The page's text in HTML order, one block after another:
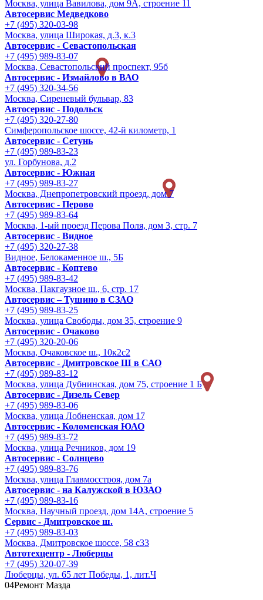
Москва, улица Вавилова, дом 9A, строение 11
Автосервис Медведково
+7 (495) 320-03-98
Москва, улица Широкая, д.3, к.3
Автосервис - Cевастопольская
+7 (495) 989-83-07
Москва, Севастопольский проспект, 95б
Автосервис - Измайлово в ВАО
+7 (495) 320-34-56
Москва, Сиреневый бульвар, 83
Автосервис - Подольск
+7 (495) 320-27-80
Симферопольское шоссе, 42-й километр, 1
Автосервис - Сетунь
+7 (495) 989-83-23
ул. Горбунова, д.2
Автосервис - Южная
+7 (495) 989-83-27
Москва, Днепропетровский проезд, дом 7
Автосервис - Перово
+7 (495) 989-83-64
Москва, 1-ый проезд Перова Поля, дом 3, стр. 7
Автосервис - Видное
+7 (495) 320-27-38
Видное, Белокаменное ш., 5Б
Автосервис - Коптево
+7 (495) 989-83-42
Москва, Пакгаузное ш., 6, стр. 17
Автосервис – Тушино в СЗАО
+7 (495) 989-83-25
Москва, улица Свободы, дом 35, строение 9
Автосервис - Очаково
+7 (495) 320-20-06
Москва, Очаковское ш., 10к2с2
Автосервис - Дмитровское Ш в САО
+7 (495) 989-83-12
Москва, улица Дубнинская, дом 75, строение 1 Б
Автосервис - Дизель Север
+7 (495) 989-83-06
Москва, улица Лобненская, дом 17
Автосервис - Коломенская ЮАО
+7 (495) 989-83-72
Москва, улица Речников, дом 19
Автосервис - Солнцево
+7 (495) 989-83-76
Москва, улица Главмосстроя, дом 7а
Автосервис - на Калужской в ЮЗАО
+7 (495) 989-83-16
Москва, Научный проезд, дом 14А, строение 5
Сервис - Дмитровское ш.
+7 (495) 989-83-03
Москва, Дмитровское шоссе, 58 с33
Автотехцентр - Люберцы
+7 (495) 320-07-39
Люберцы, ул. 65 лет Победы, 1, лит.Ч
04Ремонт Мазда